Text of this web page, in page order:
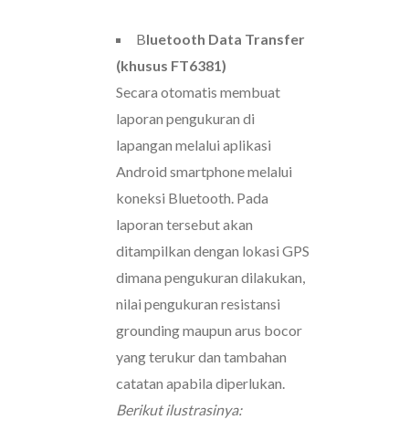
Bluetooth Data Transfer
(khusus FT6381)
Secara otomatis membuat
laporan pengukuran di
lapangan melalui aplikasi
Android smartphone melalui
koneksi Bluetooth. Pada
laporan tersebut akan
ditampilkan dengan lokasi GPS
dimana pengukuran dilakukan,
nilai pengukuran resistansi
grounding maupun arus bocor
yang terukur dan tambahan
catatan apabila diperlukan.
Berikut ilustrasinya: